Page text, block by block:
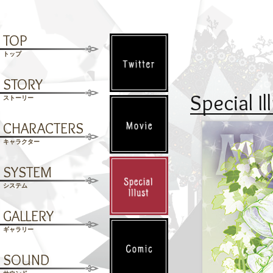
TOP
トップ
STORY
ストーリー
CHARACTERS
キャラクター
SYSTEM
システム
GALLERY
ギャラリー
SOUND
Special